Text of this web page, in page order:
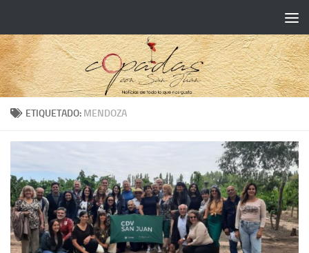
ETIQUETADO: MENDOZA